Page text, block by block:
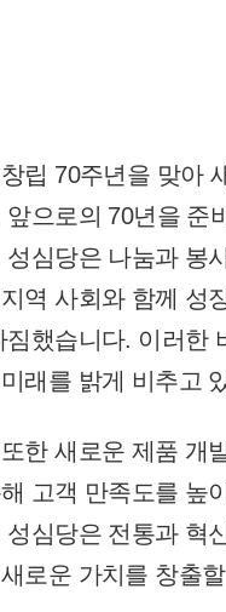
립 70주년을 맞아
앞으로의 70년을 준
성심당은 나눔과 봉
역 사회와 함께 성
짐했습니다. 이러한
래를 밝게 비추고
한 새로운 제품 개
고객 만족도를 높
성심당은 전통과 혁
로운 가치를 창출